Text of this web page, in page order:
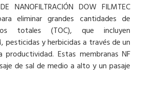
NANOFILTRACIÓN DOW FILMTEC
eliminar grandes cantidades de
totales (TOC), que incluyen
pesticidas y herbicidas a través de un
Estas membranas NF
de sal de medio a alto y un pasaje